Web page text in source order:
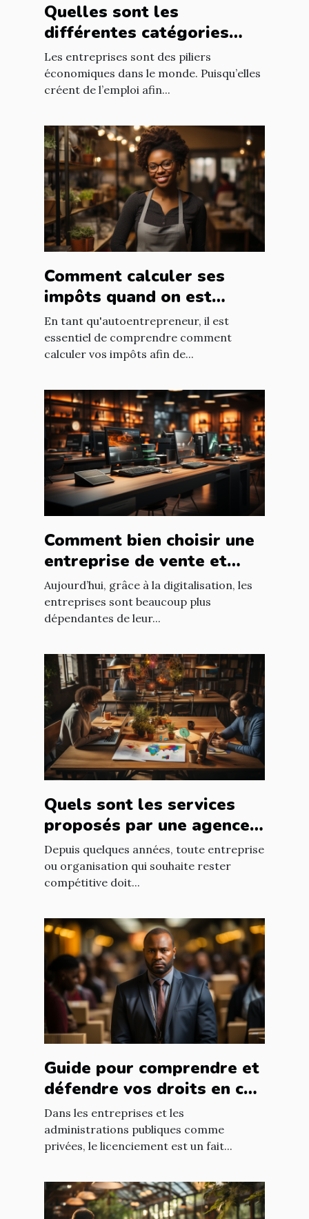
Quelles sont les
différentes catégories
d’entreprise ?
Les entreprises sont des piliers
économiques dans le monde. Puisqu’elles
créent de l’emploi afin...
Comment calculer ses
impôts quand on est
autoentrepreneur ?
En tant qu'autoentrepreneur, il est
essentiel de comprendre comment
calculer vos impôts afin de...
Comment bien choisir une
entreprise de vente et
d'installation de parc
informatique ?
Aujourd’hui, grâce à la digitalisation, les
entreprises sont beaucoup plus
dépendantes de leur...
Quels sont les services
proposés par une agence
web ?
Depuis quelques années, toute entreprise
ou organisation qui souhaite rester
compétitive doit...
Guide pour comprendre et
défendre vos droits en cas
de licenciement abusif
Dans les entreprises et les
administrations publiques comme
privées, le licenciement est un fait...